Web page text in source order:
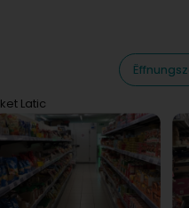
Latic